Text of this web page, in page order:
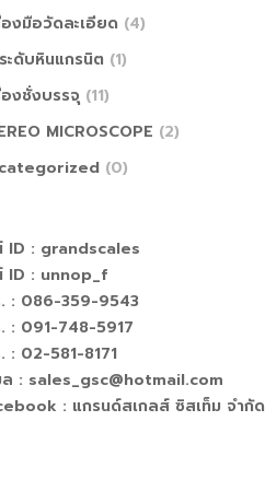
องมือวัดละเอียด (4)
ะดับหินแกรนิต (1)
องชั่งบรรจุ (11)
MICROSCOPE (2)
(0)
ID : grandscales
ID : unnop_f
. : 086-359-9543
. : 091-748-5917
: 02-581-8171
ล : sales_gsc@hotmail.com
: แกรนด์สเกลส์ ซิสเท็ม จำกัด